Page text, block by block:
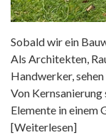
Sobald wir ein
Als Architekten,
Handwerker,
Von
Elemente in einem
[Weiterlesen]